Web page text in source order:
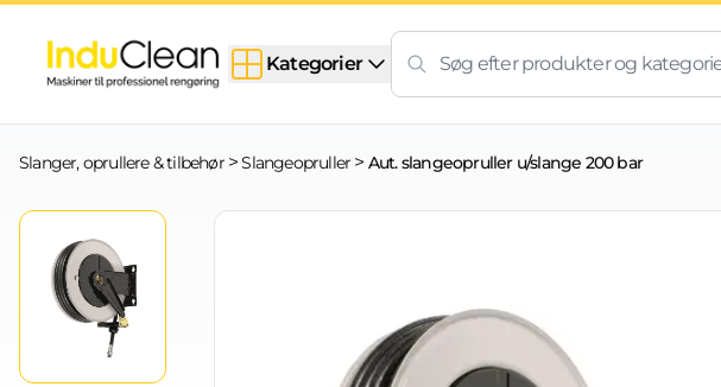
Skip to content
Kategorier
Slanger, oprullere & tilbehør>Slangeopruller > Aut. slangeopruller u/slange 200 bar